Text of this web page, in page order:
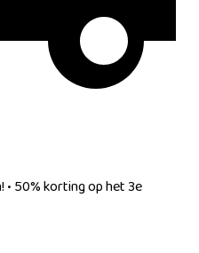
•50% korting op het 3e